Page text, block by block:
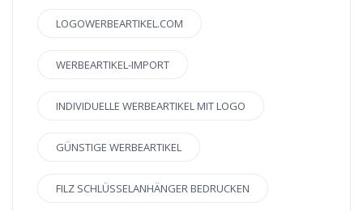
LOGOWERBEARTIKEL.COM
WERBEARTIKEL-IMPORT
INDIVIDUELLE WERBEARTIKEL MIT LOGO
GÜNSTIGE WERBEARTIKEL
FILZ SCHLÜSSELANHÄNGER BEDRUCKEN